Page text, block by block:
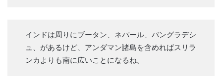
インドは周りにブータン、ネパール、バングラデシ
ュ、があるけど、アンダマン諸島を含めればスリラ
ンカよりも南に広いことになるね。